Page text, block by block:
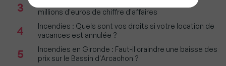
3
millions d'euros de chiffre d'affaires
4
Incendies : Quels sont vos droits si votre location de
vacances est annulée ?
5
Incendies en Gironde : Faut-il craindre une baisse des
prix sur le Bassin d'Arcachon ?